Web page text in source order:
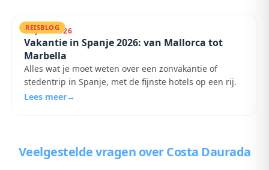
REISBLOG
25 JULI 2026
Vakantie in Spanje 2026: van Mallorca tot
Marbella
Alles wat je moet weten over een zonvakantie of
stedentrip in Spanje, met de fijnste hotels op een rij.
Lees meer→
Veelgestelde vragen over Costa Daurada